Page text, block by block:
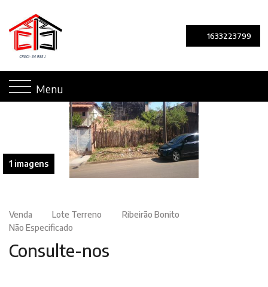
1633223799
Menu
1 imagens
Venda Lote Terreno
Ribeirão Bonito
Não Especificado
Consulte-nos